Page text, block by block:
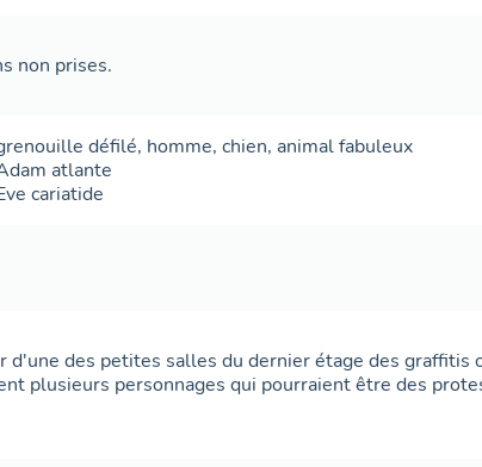
non prises.
défilé, homme, chien, animal fabuleux
atlante
cariatide
d'une des petites salles du dernier étage des graffitis
plusieurs personnages qui pourraient être des